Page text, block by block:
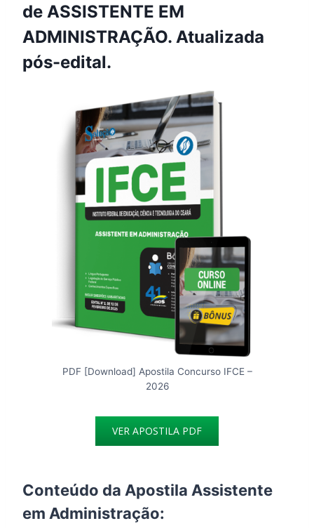
de ASSISTENTE EM
ADMINISTRAÇÃO. Atualizada
pós-edital.
PDF [Download] Apostila Concurso IFCE –
2026
VER APOSTILA PDF
Conteúdo da Apostila Assistente
em Administração: